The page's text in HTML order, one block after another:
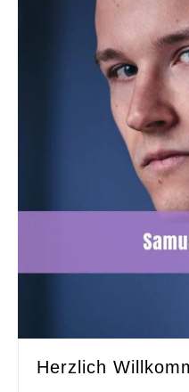
Herzlich